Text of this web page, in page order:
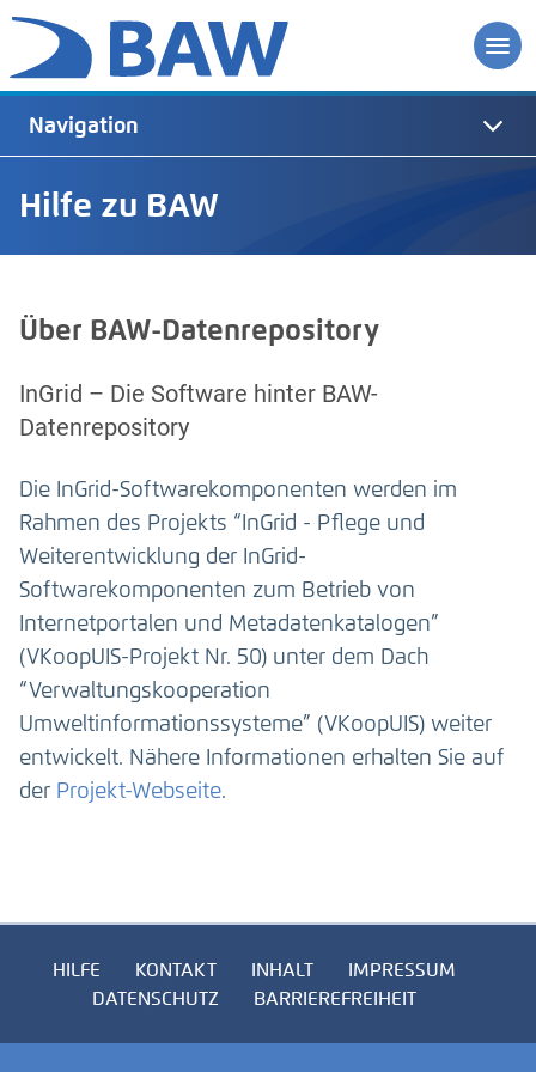
Hilfe zu BAW
Navigation
Über BAW-Datenrepository
InGrid – Die Software hinter BAW-
Datenrepository
Die InGrid-Softwarekomponenten werden im
Rahmen des Projekts “InGrid - Pflege und
Weiterentwicklung der InGrid-
Softwarekomponenten zum Betrieb von
Internetportalen und Metadatenkatalogen”
(VKoopUIS-Projekt Nr. 50) unter dem Dach
“Verwaltungskooperation
Umweltinformationssysteme” (VKoopUIS) weiter
entwickelt. Nähere Informationen erhalten Sie auf
der Projekt-Webseite.
HILFE KONTAKT INHALT
IMPRESSUM
DATENSCHUTZ
BARRIEREFREIHEIT